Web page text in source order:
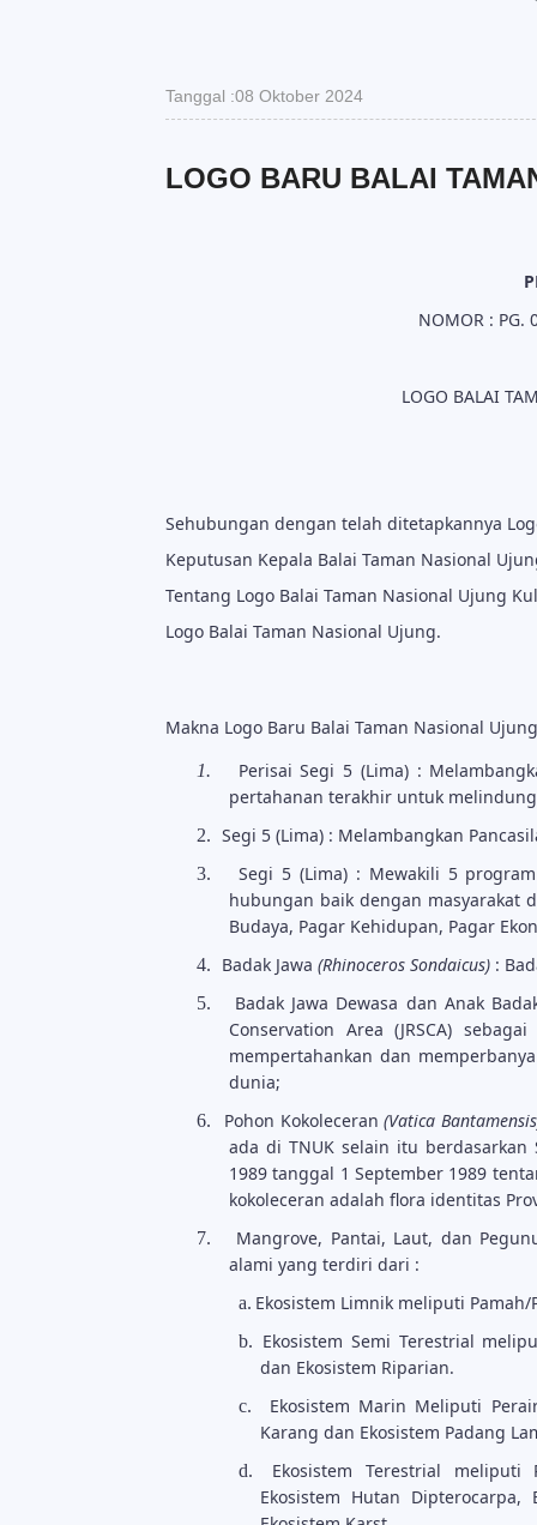
Tanggal :08 Oktober 2024
LOGO BARU BALAI
NOMOR : PG.
LOGO BALAI
Sehubungan dengan telah ditetapkannya
Keputusan Kepala Balai Taman Nasional
Tentang Logo Balai Taman Nasional Ujung
Logo Balai Taman Nasional Ujung.
Makna Logo Baru Balai Taman Nasional
1.
Perisai Segi 5 (Lima) :
pertahanan terakhir untuk
2. Segi 5 (Lima) : Melambangkan
3.
Segi 5 (Lima) : Mewakili 5
hubungan baik dengan masyarakat
Budaya, Pagar Kehidupan, Pagar
4. Badak Jawa (Rhinoceros Sondaicus) :
5.
Badak Jawa Dewasa dan Anak
Conservation Area (JRSCA)
mempertahankan dan
dunia;
6. Pohon Kokoleceran(Vatica
ada di TNUK selain itu
1989 tanggal 1 September 1989
kokoleceran adalah flora identitas
7.
Mangrove, Pantai, Laut, dan
alami yang terdiri dari :
a. Ekosistem Limnik meliputi
b. Ekosistem Semi Terestrial
dan Ekosistem Riparian.
c.
Ekosistem Marin Meliputi
Karang dan Ekosistem Padang
d.
Ekosistem Terestrial meliputi
Ekosistem Hutan Dipterocarpa,